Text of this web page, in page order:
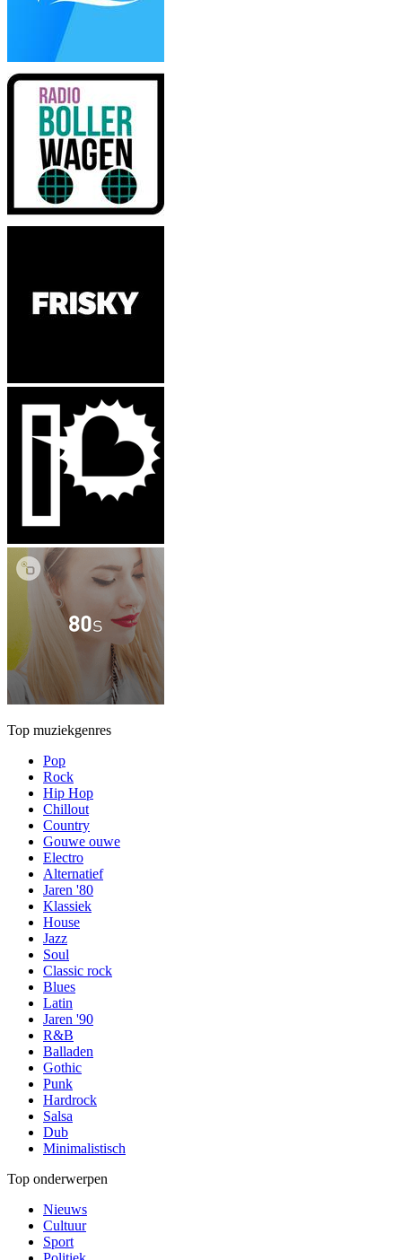
Top muziekgenres
Pop
Rock
Hip Hop
Chillout
Country
Gouwe ouwe
Electro
Alternatief
Jaren '80
Klassiek
House
Jazz
Soul
Classic rock
Blues
Latin
Jaren '90
R&B
Balladen
Gothic
Punk
Hardrock
Salsa
Dub
Minimalistisch
Top onderwerpen
Nieuws
Cultuur
Sport